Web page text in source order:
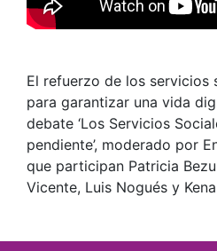
El refuerzo de los servicios
para garantizar una vida
debate ‘Los Servicios
pendiente’, moderado por
que participan Patricia
Vicente, Luis Nogués y